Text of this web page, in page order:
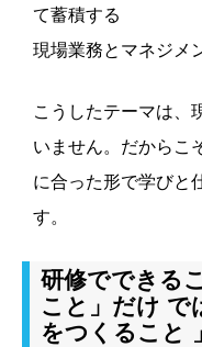
て蓄積する
現場業務とマネジメ
こうしたテーマは、
いません。だからこ
に合った形で学びと
す。
研修でできる
こと」だけ で
をつくること 」